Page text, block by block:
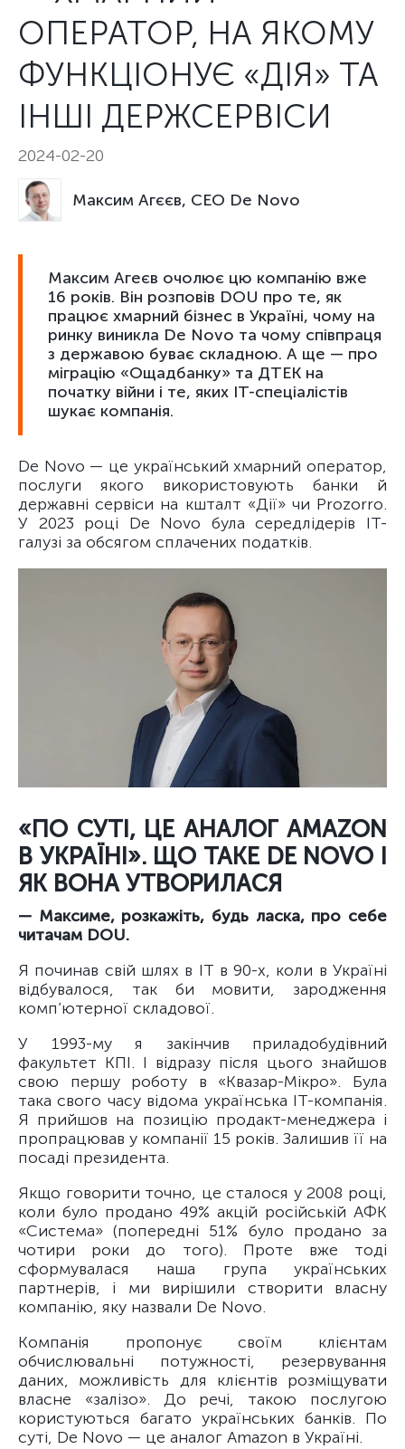
ОПЕРАТОР, НА ЯКОМУ
ФУНКЦІОНУЄ «ДІЯ» ТА
ІНШІ ДЕРЖСЕРВІСИ
2024-02-20
Максим Агєєв, CEO De Novo
Максим Агеєв очолює цю компанію вже
16 років. Він розповів DOU про те, як
працює хмарний бізнес в Україні, чому на
ринку виникла De Novo та чому співпраця
з державою буває складною. А ще — про
міграцію «Ощадбанку» та ДТЕК на
початку війни і те, яких ІТ-спеціалістів
шукає компанія.
De Novo — це український хмарний оператор,
послуги якого використовують банки й
державні сервіси на кшталт «Дії» чи Prozorro.
У 2023 році De Novo була середлідерів ІТ-
галузі за обсягом сплачених податків.
«ПО СУТІ, ЦЕ АНАЛОГ AMAZON
В УКРАЇНІ». ЩО ТАКЕ DE NOVO І
ЯК ВОНА УТВОРИЛАСЯ
— Максиме, розкажіть, будь ласка, про себе
читачам DOU.
Я починав свій шлях в ІТ в 90-х, коли в Україні
відбувалося, так би мовити, зародження
комп’ютерної складової.
У 1993-му я закінчив приладобудівний
факультет КПІ. І відразу після цього знайшов
свою першу роботу в «Квазар-Мікро». Була
така свого часу відома українська ІТ-компанія.
Я прийшов на позицію продакт-менеджера і
пропрацював у компанії 15 років. Залишив її на
посаді президента.
Якщо говорити точно, це сталося у 2008 році,
коли було продано 49% акцій російській АФК
«Система» (попередні 51% було продано за
чотири роки до того). Проте вже тоді
сформувалася наша група українських
партнерів, і ми вирішили створити власну
компанію, яку назвали De Novo.
Компанія пропонує своїм клієнтам
обчислювальні потужності, резервування
даних, можливість для клієнтів розміщувати
власне «залізо». До речі, такою послугою
користуються багато українських банків. По
суті, De Novo — це аналог Amazon в Україні.